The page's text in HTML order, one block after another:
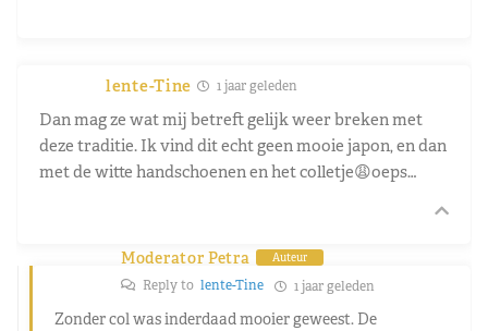
lente-Tine 1 jaar geleden
Dan mag ze wat mij betreft gelijk weer breken met
deze traditie. Ik vind dit echt geen mooie japon, en dan
met de witte handschoenen en het colletje😩oeps…
Moderator Petra Auteur
Reply to lente-Tine 1 jaar geleden
Zonder col was inderdaad mooier geweest. De